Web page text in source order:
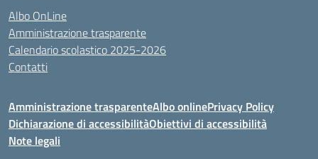
Albo OnLine
Amministrazione trasparente
Calendario scolastico 2025-2026
Contatti
Amministrazione trasparenteAlbo onlinePrivacy Policy
Dichiarazione di accessibilitàObiettivi di accessibilità
Note legali